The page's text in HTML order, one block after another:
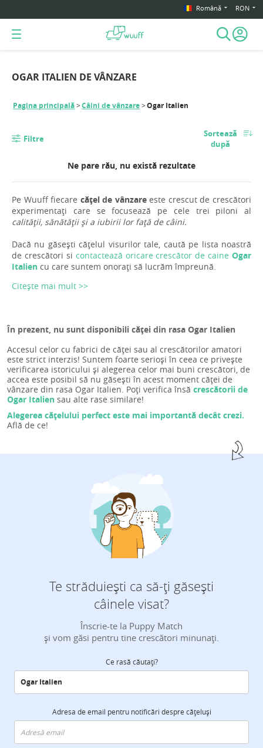
Română RON
OGAR ITALIEN DE VÂNZARE
Pagina principală Câini de vânzare Ogar Italien
Filtre
Sortează
după
Ne pare rău, nu există rezultate
Pe Wuuff fiecare cățel de vânzareeste crescut de crescători
experimentați care se focusează pe cele trei piloni al
calității, sănătății și a iubirii lor față de câini.
Dacă nu găsești cățelul visurilor tale, caută pe lista noastră
de crescători si contactează oricare crescător de caine Ogar
Italien cu care suntem onorați să lucrăm împreună.
Citește mai mult >>
În prezent, nu sunt disponibili căței din rasa Ogar Italien
Accesul celor cu fabrici de căței sau al crescătorilor amatori
este strict interzis! Suntem foarte serioși în ceea ce privește
verificarea istoricului și alegerea celor mai buni crescători, de
accea este posibil să nu găsești în acest moment căței de
vânzare din rasa Ogar Italien. Poți verifica însă crescătorii de
Ogar Italien sau alte rase similare!
Alegerea cățelului perfect este mai importantă decât crezi.
Află de ce!
Te străduiești ca să-ți găsești
câinele visat?
Înscrie-te la Puppy Match
și vom găsi pentru tine crescători minunați.
Ce rasă căutați?
Adresa de email pentru notificări despre cățeluși